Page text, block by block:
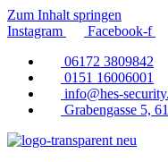
Zum Inhalt springen
Instagram
Facebook-f
06172 3809842
0151 16006001
info@hes-
Grabengasse 5,